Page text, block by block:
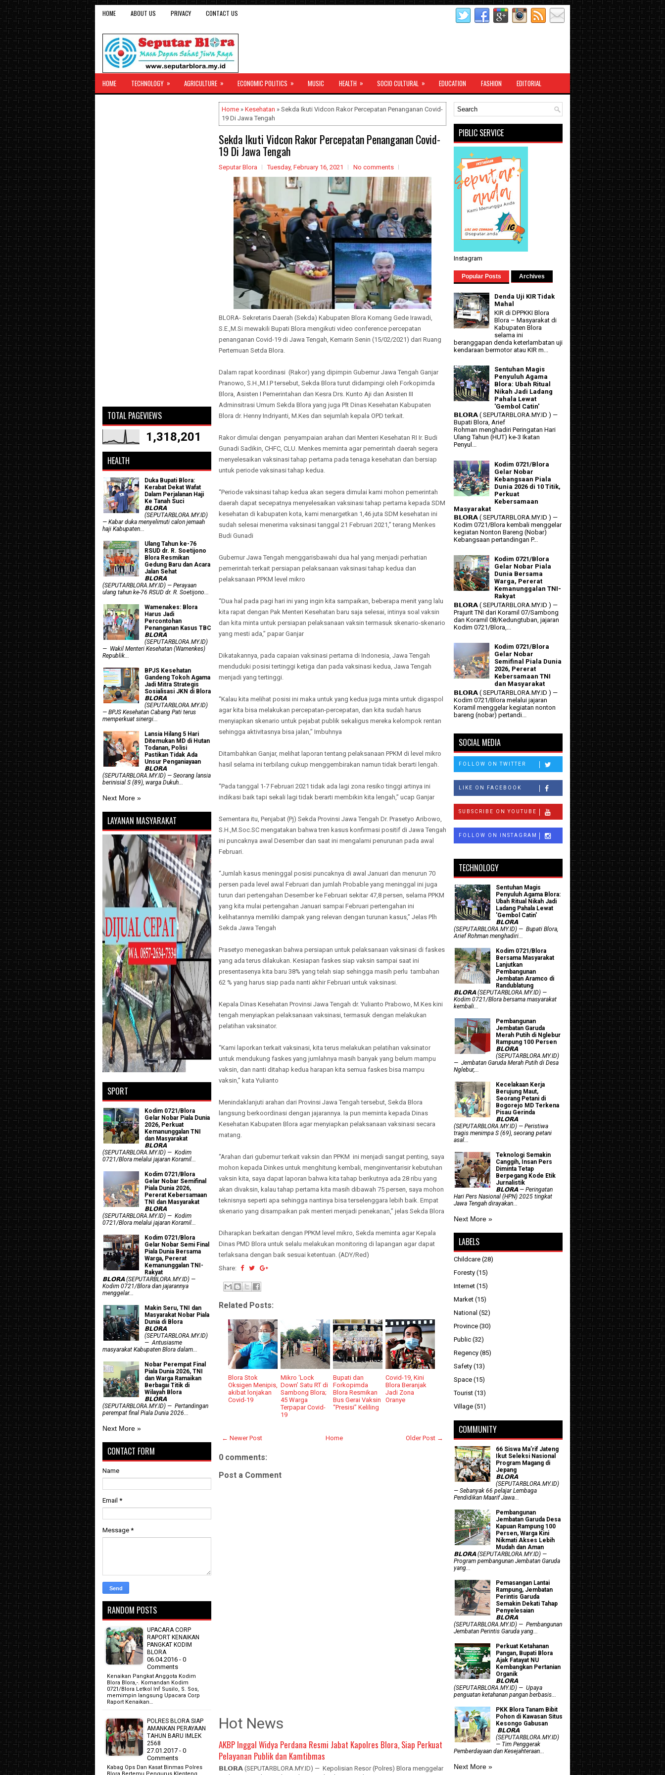
HOME ABOUT US PRIVACY CONTACT US
HOME TECHNOLOGY » AGRICULTURE » ECONOMIC POLITICS » MUSIC HEALTH » SOCIO CULTURAL » EDUCATION FASHION EDITORIAL
Home » Kesehatan » Sekda Ikuti Vidcon Rakor Percepatan Penanganan Covid-
19 Di Jawa Tengah
Sekda Ikuti Vidcon Rakor Percepatan Penanganan Covid-
19 Di Jawa Tengah
Seputar Blora Tuesday, February 16, 2021 No comments
BLORA- Sekretaris Daerah (Sekda) Kabupaten Blora Komang Gede Irawadi,
S.E.,M.Si mewakili Bupati Blora mengikuti video conference percepatan
penanganan Covid-19 di Jawa Tengah, Kemarin Senin (15/02/2021) dari Ruang
Pertemuan Setda Blora.
Dalam rapat koordinasi (Rakor) yang dipimpin Gubernur Jawa Tengah Ganjar
Pranowo, S.H.,M.I.P tersebut, Sekda Blora turut didampingi oleh Forkopimda
Blora, Asisten I Pemerintahan dan Kesra Drs. Kunto Aji dan Asisten III
Adminsitrasi Umum Sekda Blora yang juga Plt Dinas Kesehatan Kabupaten
Blora dr. Henny Indriyanti, M.Kes dan sejumlah kepala OPD terkait.
Rakor dimulai dengan penyampaian arahan dari Menteri Kesehatan RI Ir. Budi
Gunadi Sadikin, CHFC, CLU. Menkes meminta agar pemerintah daerah segera
menyelesaikan vaksinasi tahap pertama pada tenaga kesehatan dan bersiap
untuk periode vaksinasi tahap kedua.
“Periode vaksinasi tahap kedua akan segera dimulai kami mohon pemerintah
daerah dapat secepatnya menyelesaikan vaksinasi tahap pertama kepada SDM
kesehatan di kabupaten kota, kami menargetkan 1,46 juta SDM kesehatan ini
sudah selesai menerima vaksinasi tanggal 21 Februari 2021,” terang Menkes
Budi Gunadi
Gubernur Jawa Tengah menggarisbawahi dua hal yang menjadi perhatian
pemerintah terkait persiapan pelaksanaan vaksinasi tahap kedua dan
pelaksanaan PPKM level mikro
“Dua hal pada pagi hari ini yang ingin kita sampaikan, beberapa menit yang lalu
kita rapat dengan Pak Menteri Kesehatan baru saja selesai, intinya soal vaksin
dan kita minta untuk persiapan pelaksanaan vaksin termasuk skenario-skenario
yang mesti ada,’’ papar Ganjar
Dikatakannya, pada capaian vaksinasi pertama di Indonesia, Jawa Tengah
menduduki posisi tertinggi ketiga dan pada vaksinasi kedua, Jawa Tengah
menjadi yang tertinggi.
“Kalau kita melihat posisi ini maka untuk yang kedua juga minta untuk digaspol
agar kita bisa melakukan percepatan-percepatan, dan kita sudah harus
menyiapkan skenario untuk pejabat publik sekaligus mereka kelompok rentan
sehingga aktivitasnya bisa jalan,’’ Imbuhnya
Ditambahkan Ganjar, melihat laporan tentang pelaksanaan PPKM di level mikro
hasil selama ini terbilang cukup menggembirakan namun tidak berarti lengah.
“Pada tanggal 1-7 Februari 2021 tidak ada lagi zona resiko tinggi artinya ini
indikasi baik tapi sekali lagi tidak berarti membikin kita lengah,’’ ucap Ganjar
Sementara itu, Penjabat (Pj) Sekda Provinsi Jawa Tengah Dr. Prasetyo Aribowo,
S.H.,M.Soc.SC mengatakan bahwa tren kasus konfirmasi positif di Jawa Tengah
ini puncaknya awal Desember dan saat ini mengalami penurunan pada awal
Februari.
“Jumlah kasus meninggal posisi puncaknya di awal Januari dan menurun 70
persen pada level awal Februari dan jumlah Probable yang meninggal ini juga
turun dari pertengahan Desember ke Februari sekitar 47,8 persen, selama PPKM
yang kita mulai pertengahan Januari sampai Februari pertengahan ini
kelihatannya memiliki dampak yang relevan dengan turunan kasus,’’ Jelas Plh
Sekda Jawa Tengah
Prasetyo menegaskan bahwa persiapan untuk pelaksanaan vaksinasi di faskes
yang ada terus dilakukan. Kesiapan faskes siap vaksin sampai saat ini
presentasenya kita baru 38% yang telah siap sehingga masih perlu tambahan
62 % yang harus siap pada nanti akhir Februari untuk vaksinasi.
Kepala Dinas Kesehatan Provinsi Jawa Tengah dr. Yulianto Prabowo, M.Kes kini
tengah menyiapkan pelaksanaan vaksinasi, termasuk dengan melakukan
pelatihan vaksinator.
“Kami laporkan terkait vaksinasi, kita terus melakukan pelatihan vaksinator
untuk mendukung faskes yang jumlahnya masih banyak yang belum mampu
vaksin, dan nanti ditahap kedua harapan kita semua faskes bisa mampu
vaksin,’’ kata Yulianto
Menindaklanjuti arahan dari Provinsi Jawa Tengah tersebut, Sekda Blora
langsung berkoordinasi dengan jajarannya. Ia pun meminta kepada Dinas
Kesehatan Kabupaten Blora agar menyiapkan pelaksanaan vaksinasi secara
matang.
“Arahan dari gubernur terkait vaksin dan PPKM ini menjadi sangat penting, saya
mohon kepada Dinkes untuk menghitung kembali, menginventarisir kebutuhan
vaksin kita, saya dapat laporan bahwa kita tahap berikutnya ada 28 ribu yang
akan divaksin, kalau tahap pertama kita masih dibawah 75 persen, saya mohon
teknisnya seperti apa sehingga nantinya bisa terselenggara lebih baik. Empat
skenario yang disampaikan pak menteri menjadi penekanan,’’ jelas Sekda Blora
Diharapkan berkaitan dengan PPKM level mikro, Sekda meminta agar Kepala
Dinas PMD Blora untuk selalu melakukan monitoring di lapangan agar dapat
terlaksana dengan baik sesuai ketentuan. (ADY/Red)
Share:
Related Posts:
Blora Stok
Oksigen Menipis,
akibat lonjakan
Covid-19
Mikro ‘Lock
Down’ Satu RT di
Sambong Blora;
45 Warga
Terpapar Covid-
19
Bupati dan
Forkopimda
Blora Resmikan
Bus Gerai Vaksin
“Presisi” Keliling
Covid-19, Kini
Blora Beranjak
Jadi Zona
Oranye
← Newer Post Older Post →
Home
0 comments:
Post a Comment
Hot News
AKBP Inggal Widya Perdana Resmi Jabat Kapolres Blora, Siap Perkuat
Pelayanan Publik dan Kamtibmas
𝗕𝗟𝗢𝗥𝗔 (SEPUTARBLORA.MY.ID) — Kepolisian Resor (Polres) Blora menggelar
TOTAL PAGEVIEWS
1,318,201
HEALTH
Duka Bupati Blora:
Kerabat Dekat Wafat
Dalam Perjalanan Haji
Ke Tanah Suci
𝗕𝗟𝗢𝗥𝗔
(SEPUTARBLORA.MY.ID)
— Kabar duka menyelimuti calon jemaah
haji Kabupaten...
Ulang Tahun ke-76
RSUD dr. R. Soetijono
Blora Resmikan
Gedung Baru dan Acara
Jalan Sehat
𝗕𝗟𝗢𝗥𝗔
(SEPUTARBLORA.MY.ID) — Perayaan
ulang tahun ke-76 RSUD dr. R. Soetijono...
Wamenakes: Blora
Harus Jadi
Percontohan
Penanganan Kasus TBC
𝗕𝗟𝗢𝗥𝗔
(SEPUTARBLORA.MY.ID)
— Wakil Menteri Kesehatan (Wamenkes)
Republik...
BPJS Kesehatan
Gandeng Tokoh Agama
Jadi Mitra Strategis
Sosialisasi JKN di Blora
𝗕𝗟𝗢𝗥𝗔
(SEPUTARBLORA.MY.ID)
— BPJS Kesehatan Cabang Pati terus
memperkuat sinergi...
Lansia Hilang 5 Hari
Ditemukan MD di Hutan
Todanan, Polisi
Pastikan Tidak Ada
Unsur Penganiayaan
𝗕𝗟𝗢𝗥𝗔
(SEPUTARBLORA.MY.ID) — Seorang lansia
berinisial S (89), warga Dukuh...
Next More »
LAYANAN MASYARAKAT
SPORT
Kodim 0721/Blora
Gelar Nobar Piala Dunia
2026, Perkuat
Kemanunggalan TNI
dan Masyarakat
𝗕𝗟𝗢𝗥𝗔
(SEPUTARBLORA.MY.ID) — Kodim
0721/Blora melalui jajaran Koramil...
Kodim 0721/Blora
Gelar Nobar Semifinal
Piala Dunia 2026,
Pererat Kebersamaan
TNI dan Masyarakat
𝗕𝗟𝗢𝗥𝗔
(SEPUTARBLORA.MY.ID) — Kodim
0721/Blora melalui jajaran Koramil...
Kodim 0721/Blora
Gelar Nobar Semi Final
Piala Dunia Bersama
Warga, Pererat
Kemanunggalan TNI-
Rakyat
𝗕𝗟𝗢𝗥𝗔 (SEPUTARBLORA.MY.ID) —
Kodim 0721/Blora dan jajarannya
menggelar...
Makin Seru, TNI dan
Masyarakat Nobar Piala
Dunia di Blora
𝗕𝗟𝗢𝗥𝗔
(SEPUTARBLORA.MY.ID)
— Antusiasme
masyarakat Kabupaten Blora dalam...
Nobar Perempat Final
Piala Dunia 2026, TNI
dan Warga Ramaikan
Berbagai Titik di
Wilayah Blora
𝗕𝗟𝗢𝗥𝗔
(SEPUTARBLORA.MY.ID) — Pertandingan
perempat final Piala Dunia 2026...
Next More »
CONTACT FORM
Name
Email *
Message *
RANDOM POSTS
UPACARA CORP
RAPORT KENAIKAN
PANGKAT KODIM
BLORA
06.04.2016 - 0
Comments
Kenaikan Pangkat Anggota Kodim
Blora Blora,-. Komandan Kodim
0721/Blora Letkol Inf Susilo, S. Sos,
memimpin langsung Upacara Corp
Raport Kenaikan…
POLRES BLORA SIAP
AMANKAN PERAYAAN
TAHUN BARU IMLEK
2568
27.01.2017 - 0
Comments
Kabag Ops Dan Kasat Binmas Polres
PIBLIC SERVICE
Instagram
Popular Posts Archives
Denda Uji KIR Tidak
Mahal
KIR di DPPKKI Blora
Blora – Masyarakat di
Kabupaten Blora
selama ini
beranggapan denda keterlambatan uji
kendaraan bermotor atau KIR m...
Sentuhan Magis
Penyuluh Agama
Blora: Ubah Ritual
Nikah Jadi Ladang
Pahala Lewat
'Gembol Catin'
𝗕𝗟𝗢𝗥𝗔 ( SEPUTARBLORA.MY.ID ) —
Bupati Blora, Arief
Rohman menghadiri Peringatan Hari
Ulang Tahun (HUT) ke-3 Ikatan
Penyul...
Kodim 0721/Blora
Gelar Nobar
Kebangsaan Piala
Dunia 2026 di 10 Titik,
Perkuat
Kebersamaan
Masyarakat
𝗕𝗟𝗢𝗥𝗔 ( SEPUTARBLORA.MY.ID ) —
Kodim 0721/Blora kembali menggelar
kegiatan Nonton Bareng (Nobar)
Kebangsaan pertandingan P...
Kodim 0721/Blora
Gelar Nobar Piala
Dunia Bersama
Warga, Pererat
Kemanunggalan TNI-
Rakyat
𝗕𝗟𝗢𝗥𝗔 ( SEPUTARBLORA.MY.ID ) —
Prajurit TNI dari Koramil 07/Sambong
dan Koramil 08/Kedungtuban, jajaran
Kodim 0721/Blora,...
Kodim 0721/Blora
Gelar Nobar
Semifinal Piala Dunia
2026, Pererat
Kebersamaan TNI
dan Masyarakat
𝗕𝗟𝗢𝗥𝗔 ( SEPUTARBLORA.MY.ID ) —
Kodim 0721/Blora melalui jajaran
Koramil menggelar kegiatan nonton
bareng (nobar) pertandi...
SOCIAL MEDIA
FOLLOW ON TWITTER
LIKE ON FACEBOOK
SUBSCRIBE ON YOUTUBE
FOLLOW ON INSTAGRAM
TECHNOLOGY
Sentuhan Magis
Penyuluh Agama Blora:
Ubah Ritual Nikah Jadi
Ladang Pahala Lewat
'Gembol Catin'
𝗕𝗟𝗢𝗥𝗔
(SEPUTARBLORA.MY.ID) — Bupati Blora,
Arief Rohman menghadiri...
Kodim 0721/Blora
Bersama Masyarakat
Lanjutkan
Pembangunan
Jembatan Aramco di
Randublatung
𝗕𝗟𝗢𝗥𝗔 (SEPUTARBLORA.MY.ID) —
Kodim 0721/Blora bersama masyarakat
kembali...
Pembangunan
Jembatan Garuda
Merah Putih di Nglebur
Rampung 100 Persen
𝗕𝗟𝗢𝗥𝗔
(SEPUTARBLORA.MY.ID)
— Jembatan Garuda Merah Putih di Desa
Nglebur,...
Kecelakaan Kerja
Berujung Maut,
Seorang Petani di
Bogorejo MD Terkena
Pisau Gerinda
𝗕𝗟𝗢𝗥𝗔
(SEPUTARBLORA.MY.ID) — Peristiwa
tragis menimpa S (69), seorang petani
asal...
Teknologi Semakin
Canggih, Insan Pers
Diminta Tetap
Berpegang Kode Etik
Jurnalistik
𝗕𝗟𝗢𝗥𝗔 — Peringatan
Hari Pers Nasional (HPN) 2025 tingkat
Jawa Tengah dirayakan...
Next More »
LABELS
Childcare (28)
Foresty (15)
Internet (15)
Market (15)
National (52)
Province (30)
Public (32)
Regency (85)
Safety (13)
Space (15)
Tourist (13)
Village (51)
COMMUNITY
66 Siswa Ma’rif Jateng
Ikut Seleksi Nasional
Program Magang di
Jepang
𝗕𝗟𝗢𝗥𝗔
(SEPUTARBLORA.MY.ID)
— Sebanyak 66 pelajar Lembaga
Pendidikan Maarif Jawa...
Pembangunan
Jembatan Garuda Desa
Kapuan Rampung 100
Persen, Warga Kini
Nikmati Akses Lebih
Mudah dan Aman
𝗕𝗟𝗢𝗥𝗔 (SEPUTARBLORA.MY.ID) —
Program pembangunan Jembatan Garuda
yang...
Pemasangan Lantai
Rampung, Jembatan
Perintis Garuda
Semakin Dekati Tahap
Penyelesaian
𝗕𝗟𝗢𝗥𝗔
(SEPUTARBLORA.MY.ID) — Pembangunan
Jembatan Perintis Garuda yang...
​Perkuat Ketahanan
Pangan, Bupati Blora
Ajak Fatayat NU
Kembangkan Pertanian
Organik
𝗕𝗟𝗢𝗥𝗔
(SEPUTARBLORA.MY.ID) — Upaya
penguatan ketahanan pangan berbasis...
PKK Blora Tanam Bibit
Pohon di Kawasan Situs
Kesongo Gabusan
‎ 𝗕𝗟𝗢𝗥𝗔
(SEPUTARBLORA.MY.ID)
— Tim Penggerak
Pemberdayaan dan Kesejahteraan...
Next More »